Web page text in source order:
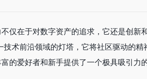
仅在于对数字资产的追求，它还是创新
术前沿领域的灯塔，它将社区驱动的精
的爱好者和新手提供了一个极具吸引力